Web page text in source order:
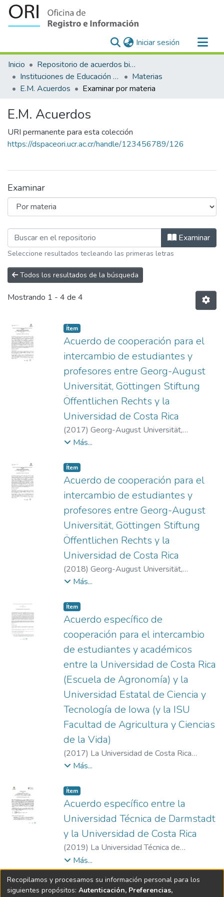
Iniciar sesión (current)
Comunidades
Todo DSpace
Inicio
Repositorio de acuerdos bilaterales para el reconocimiento y equiparación de estudios en la Universidad de Costa Rica
Instituciones de Educación Superior Extranjeras-Universidad de Costa Rica
Materias
E.M. Acuerdos
Examinar por materia
E.M. Acuerdos
URI permanente para esta colección
https://dspaceori.ucr.ac.cr/handle/123456789/126
Examinar
Examinando E.M. Acuerdos porExaminar
Seleccione resultados tecleando las primeras letras
Todos los resultados de la búsqueda
Mostrando 1 - 4 de 4
Item type:
Ítem,
Acuerdo de cooperación para el
intercambio de estudiantes y
profesores entre Georg-August
Universität, Göttingen Stiftung
Öffentlichen Rechts y la
Universidad de Costa Rica
(2017) Georg-August Universität,
Göttingen Stiftung Öffentlichen Rechts y la
Más...
Item type:
Ítem,
Acuerdo de cooperación para el
intercambio de estudiantes y
profesores entre Georg-August
Universität, Göttingen Stiftung
Öffentlichen Rechts y la
Universidad de Costa Rica
(2018) Georg-August Universität,
Göttingen Stiftung Öffentlichen Rechts y la
Más...
Item type:
Ítem,
Acuerdo específico de
cooperación para el intercambio
de estudiantes y académicos
entre la Universidad de Costa Rica
(Escuela de Agronomía) y la
Universidad Estatal de Ciencia y
Tecnología de Iowa (y la ISU
Facultad de Agricultura y Ciencias
de la Vida)
(2017) La Universidad de Costa Rica
(Escuela de Agronomía) y la Universidad
la ISU Facultad de Agricultura y Ciencias de
la Vida)
Más...
Item type:
Ítem,
Acuerdo específico entre la
Universidad Técnica de Darmstadt
y la Universidad de Costa Rica
(2019) La Universidad Técnica de
Darmstadt y la Universidad de Costa Rica
Más...
Recopilamos y procesamos su información personal para los
siguientes propósitos: Autenticación, Preferencias,